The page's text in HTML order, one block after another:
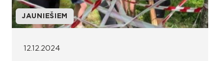
JAUNIEŠIEM
12.12.2024